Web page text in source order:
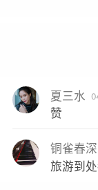
夏三水
赞
铜雀春深
旅游到